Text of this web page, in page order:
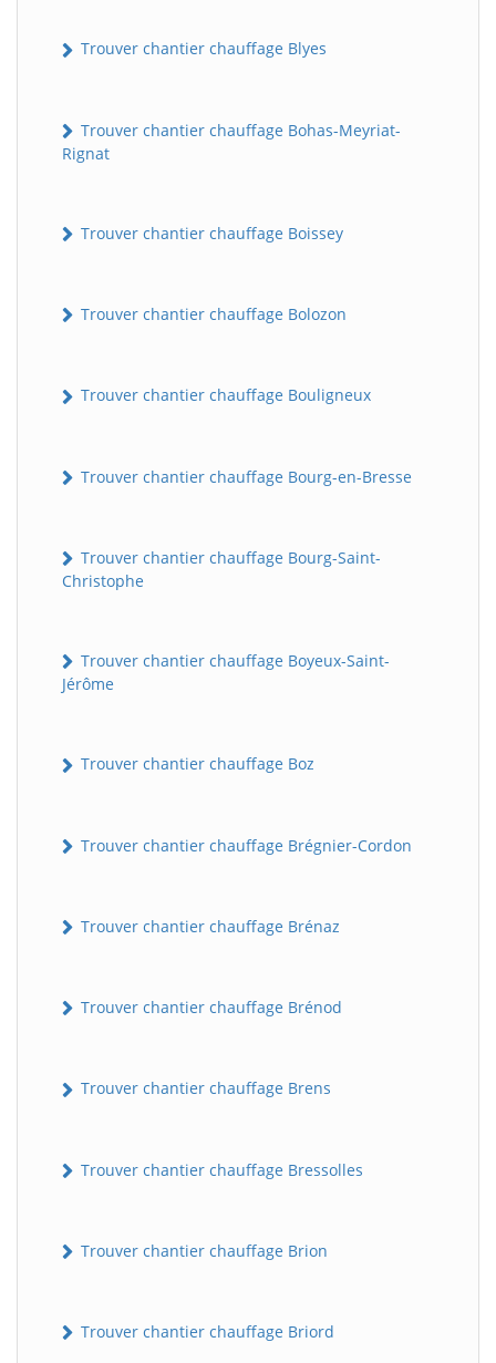
Trouver chantier chauffage Blyes
Trouver chantier chauffage Bohas-Meyriat-
Rignat
Trouver chantier chauffage Boissey
Trouver chantier chauffage Bolozon
Trouver chantier chauffage Bouligneux
Trouver chantier chauffage Bourg-en-Bresse
Trouver chantier chauffage Bourg-Saint-
Christophe
Trouver chantier chauffage Boyeux-Saint-
Jérôme
Trouver chantier chauffage Boz
Trouver chantier chauffage Brégnier-Cordon
Trouver chantier chauffage Brénaz
Trouver chantier chauffage Brénod
Trouver chantier chauffage Brens
Trouver chantier chauffage Bressolles
Trouver chantier chauffage Brion
Trouver chantier chauffage Briord